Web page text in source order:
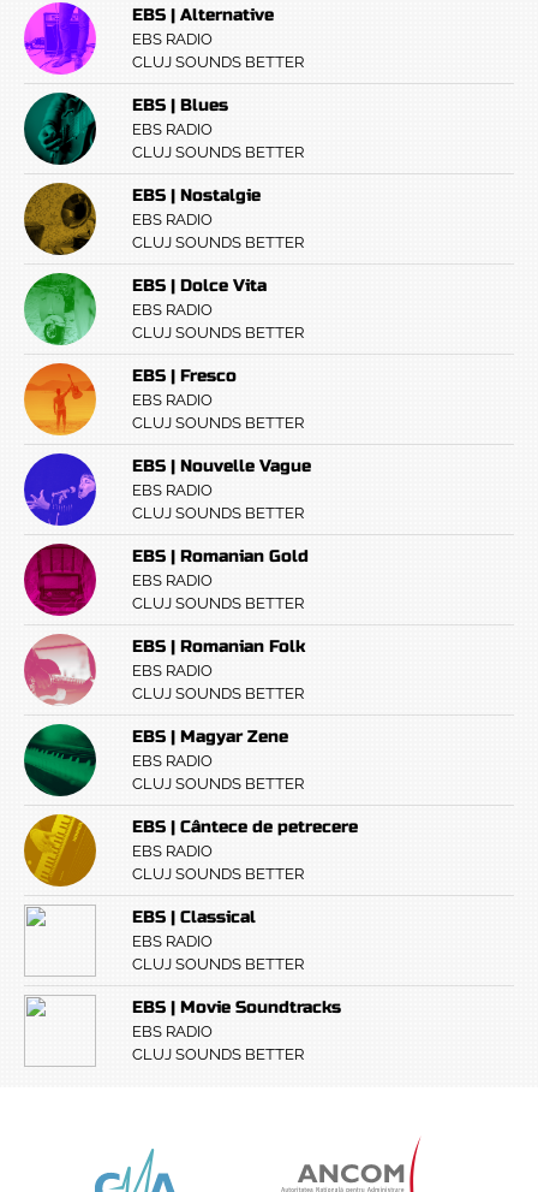
EBS | Alternative
EBS RADIO
CLUJ SOUNDS BETTER
EBS | Blues
EBS RADIO
CLUJ SOUNDS BETTER
EBS | Nostalgie
EBS RADIO
CLUJ SOUNDS BETTER
EBS | Dolce Vita
EBS RADIO
CLUJ SOUNDS BETTER
EBS | Fresco
EBS RADIO
CLUJ SOUNDS BETTER
EBS | Nouvelle Vague
EBS RADIO
CLUJ SOUNDS BETTER
EBS | Romanian Gold
EBS RADIO
CLUJ SOUNDS BETTER
EBS | Romanian Folk
EBS RADIO
CLUJ SOUNDS BETTER
EBS | Magyar Zene
EBS RADIO
CLUJ SOUNDS BETTER
EBS | Cântece de petrecere
EBS RADIO
CLUJ SOUNDS BETTER
EBS | Classical
EBS RADIO
CLUJ SOUNDS BETTER
EBS | Movie Soundtracks
EBS RADIO
CLUJ SOUNDS BETTER